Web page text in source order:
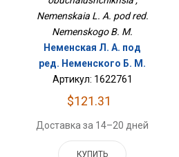
Nemenskaia L. A. pod red.
Nemenskogo B. M.
Неменская Л. А. под
ред. Неменского Б. М.
Артикул: 1622761
$121.31
Доставка за 14–20 дней
КУПИТЬ